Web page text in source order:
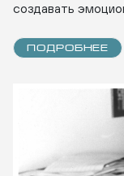
создавать
ПОДРОБНЕЕ